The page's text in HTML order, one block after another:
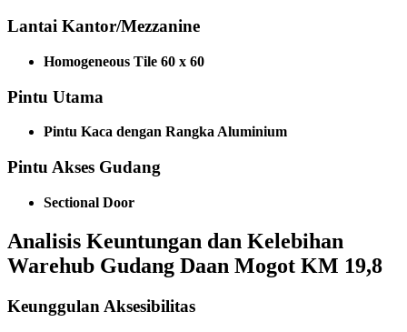
Lantai Kantor/Mezzanine
Homogeneous Tile 60 x 60
Pintu Utama
Pintu Kaca dengan Rangka Aluminium
Pintu Akses Gudang
Sectional Door
Analisis Keuntungan dan Kelebihan
Warehub Gudang Daan Mogot KM 19,8
Keunggulan Aksesibilitas